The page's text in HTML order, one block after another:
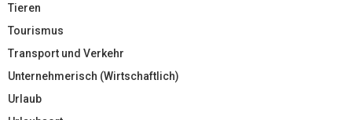
Tieren
Tourismus
Transport und Verkehr
Unternehmerisch (Wirtschaftlich)
Urlaub